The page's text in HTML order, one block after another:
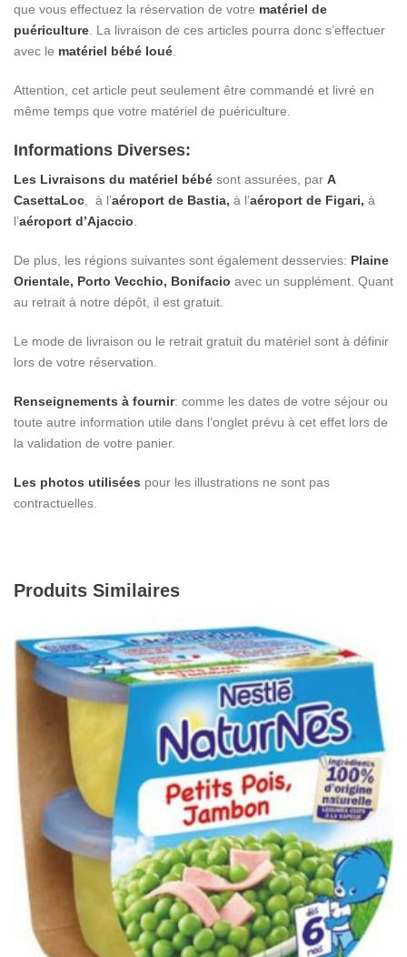
que vous effectuez la réservation de votre matériel de
puériculture . La livraison de ces articles pourra donc s’effectuer
avec le matériel bébé loué
Attention, cet article peut seulement être commandé et livré en
même temps que votre matériel de puériculture.
Informations Diverses:
Les Livraisons du matériel bébé sont assurées, par A
CasettaLoc , à l’aéroport de Bastia, à l’aéroport de Figari, à
l’aéroport d’Ajaccio
De plus, les régions suivantes sont également desservies: Plaine
Orientale, Porto Vecchio, Bonifacio avec un supplément. Quant
au retrait à notre dépôt, il est gratuit.
Le mode de livraison ou le retrait gratuit du matériel sont à définir
lors de votre réservation.
Renseignements à fournir: comme les dates de votre séjour ou
toute autre information utile dans l’onglet prévu à cet effet lors de
la validation de votre panier.
Les photos utilisées pour les illustrations ne sont pas
contractuelles.
Produits Similaires